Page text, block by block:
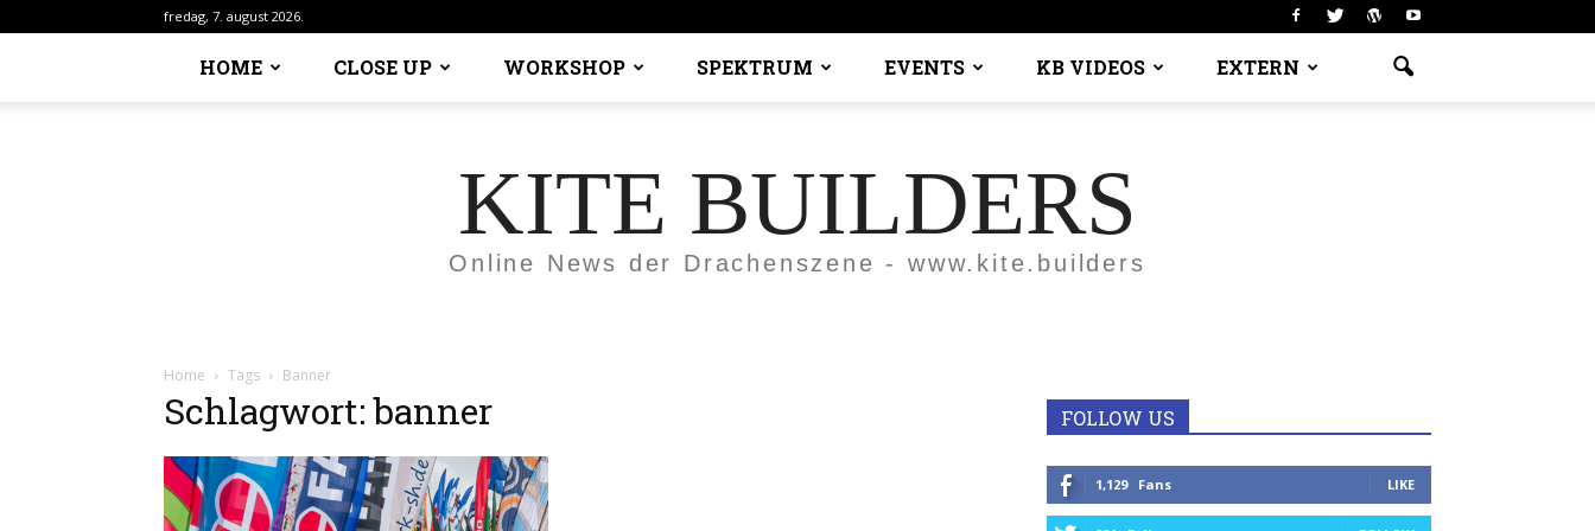
fredag, 7. august 2026.
HOME CLOSE UP WORKSHOP SPEKTRUM EVENTS KB VIDEOS EXTERN
KITE BUILDERS
Online News der Drachenszene - www.kite.builders
Home Tags Banner
Schlagwort: banner FOLLOW US
1,129 Fans LIKE